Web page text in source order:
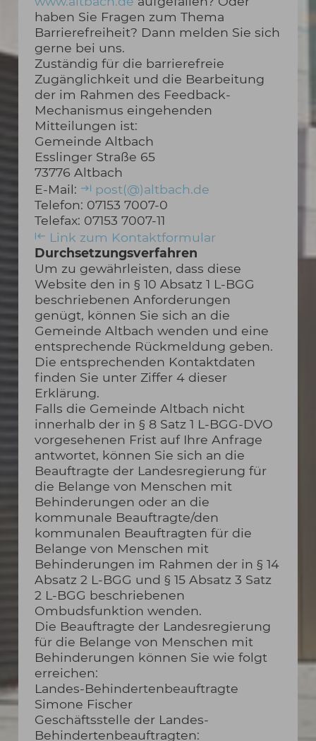
haben Sie Fragen zum Thema
Barrierefreiheit? Dann melden Sie sich
gerne bei uns.
Zuständig für die barrierefreie
Zugänglichkeit und die Bearbeitung
der im Rahmen des Feedback-
Mechanismus eingehenden
Mitteilungen ist:
Gemeinde Altbach
Esslinger Straße 65
73776 Altbach
E-Mail:
post(@)altbach.de
Telefon: 07153 7007-0
Telefax: 07153 7007-11
Link zum Kontaktformular
Durchsetzungsverfahren
Um zu gewährleisten, dass diese
Website den in § 10 Absatz 1 L-BGG
beschriebenen Anforderungen
genügt, können Sie sich an die
Gemeinde Altbach wenden und eine
entsprechende Rückmeldung geben.
Die entsprechenden Kontaktdaten
finden Sie unter Ziffer 4 dieser
Erklärung.
Falls die Gemeinde Altbach nicht
innerhalb der in § 8 Satz 1 L-BGG-DVO
vorgesehenen Frist auf Ihre Anfrage
antwortet, können Sie sich an die
Beauftragte der Landesregierung für
die Belange von Menschen mit
Behinderungen oder an die
kommunale Beauftragte/den
kommunalen Beauftragten für die
Belange von Menschen mit
Behinderungen im Rahmen der in § 14
Absatz 2 L-BGG und § 15 Absatz 3 Satz
2 L-BGG beschriebenen
Ombudsfunktion wenden.
Die Beauftragte der Landesregierung
für die Belange von Menschen mit
Behinderungen können Sie wie folgt
erreichen:
Landes-Behindertenbeauftragte
Simone Fischer
Geschäftsstelle der Landes-
Behindertenbeauftragten: